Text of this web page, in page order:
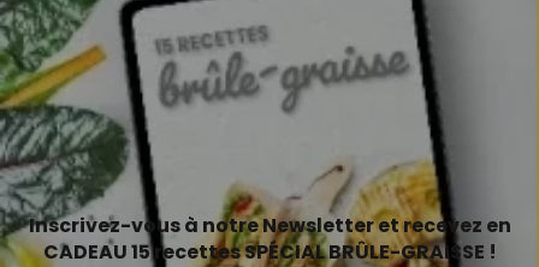
Inscrivez-vous à notre Newsletter et recevez en
CADEAU 15 recettes SPÉCIAL BRÛLE-GRAISSE !